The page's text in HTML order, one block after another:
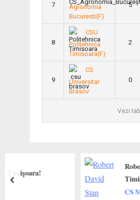
7
Agronomia
Bucuresti(F)
5
8
CSU
Politehnica
Timisoara(F)
2
9
CS
Universitar
Brasov
0
Vezi
Robert David
Timișoara!
CS Municipal
prev